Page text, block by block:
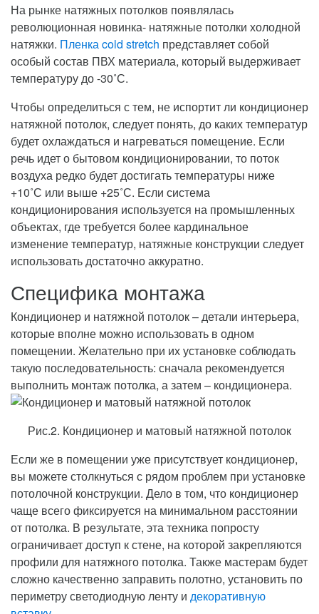
На рынке натяжных потолков появлялась
революционная новинка- натяжные потолки холодной
натяжки. Пленка cold stretch представляет собой
особый состав ПВХ материала, который выдерживает
температуру до -30˚С.
Чтобы определиться с тем, не испортит ли кондиционер
натяжной потолок, следует понять, до каких температур
будет охлаждаться и нагреваться помещение. Если
речь идет о бытовом кондиционировании, то поток
воздуха редко будет достигать температуры ниже
+10˚С или выше +25˚С. Если система
кондиционирования используется на промышленных
объектах, где требуется более кардинальное
изменение температур, натяжные конструкции следует
использовать достаточно аккуратно.
Специфика монтажа
Кондиционер и натяжной потолок – детали интерьера,
которые вполне можно использовать в одном
помещении. Желательно при их установке соблюдать
такую последовательность: сначала рекомендуется
выполнить монтаж потолка, а затем – кондиционера.
Рис.2. Кондиционер и матовый натяжной потолок
Если же в помещении уже присутствует кондиционер,
вы можете столкнуться с рядом проблем при установке
потолочной конструкции. Дело в том, что кондиционер
чаще всего фиксируется на минимальном расстоянии
от потолка. В результате, эта техника попросту
ограничивает доступ к стене, на которой закрепляются
профили для натяжного потолка. Также мастерам будет
сложно качественно заправить полотно, установить по
периметру светодиодную ленту и декоративную